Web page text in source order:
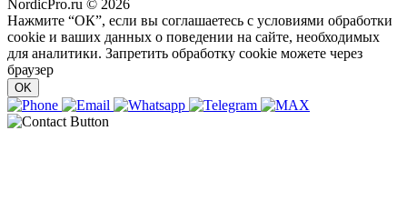
NordicPro.ru © 2026
Нажмите “ОК”, если вы соглашаетесь с условиями обработки
cookie и ваших данных о поведении на сайте, необходимых
для аналитики. Запретить обработку cookie можете через
браузер
OK